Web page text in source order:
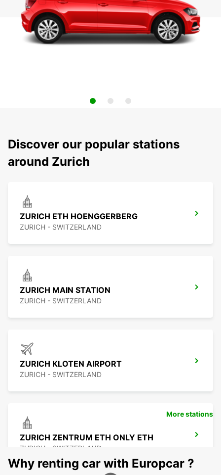
Discover our popular stations
around Zurich
ZURICH ETH HOENGGERBERG
ZURICH - SWITZERLAND
ZURICH MAIN STATION
ZURICH - SWITZERLAND
ZURICH KLOTEN AIRPORT
ZURICH - SWITZERLAND
ZURICH ZENTRUM ETH ONLY ETH
ZURICH - SWITZERLAND
More stations
Why renting car with Europcar ?